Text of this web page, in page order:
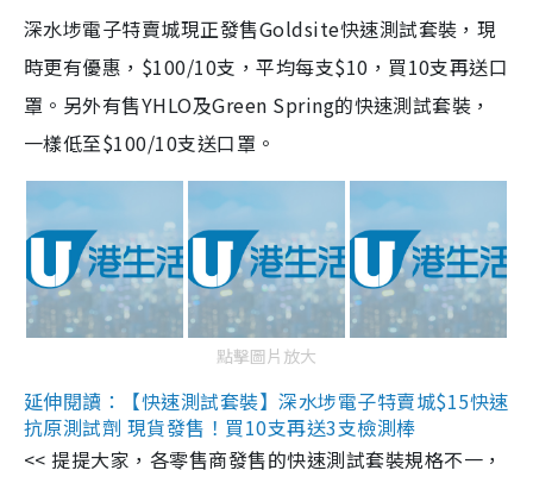
深水埗電子特賣城現正發售Goldsite快速測試套裝，現
時更有優惠，$100/10支，平均每支$10，買10支再送口
罩。另外有售YHLO及Green Spring的快速測試套裝，
一樣低至$100/10支送口罩。
點擊圖片放大
延伸閱讀：【快速測試套裝】深水埗電子特賣城$15快速
抗原測試劑 現貨發售！買10支再送3支檢測棒
<< 提提大家，各零售商發售的快速測試套裝規格不一，